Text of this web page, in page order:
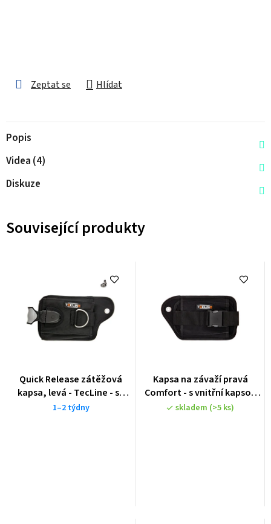
Zeptat se Hlídat
Popis
Videa (4)
Diskuze
Související produkty
Quick Release zátěžová
kapsa, levá - TecLine - se
šroubem a matkou
1–2 týdny
Kapsa na závaží pravá
Comfort - s vnitřní kapsou
(max. 4kg) se šroubem a
skladem (>5 ks)